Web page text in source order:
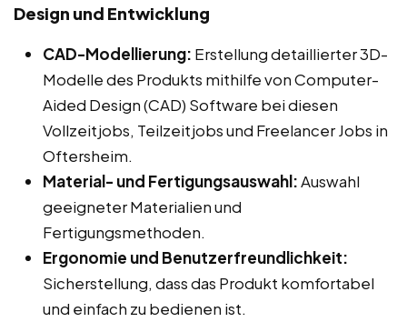
Design und Entwicklung
CAD-Modellierung: Erstellung detaillierter 3D-
Modelle des Produkts mithilfe von Computer-
Aided Design (CAD) Software bei diesen
Vollzeitjobs, Teilzeitjobs und Freelancer Jobs in
Oftersheim.
Material- und Fertigungsauswahl:Auswahl
geeigneter Materialien und
Fertigungsmethoden.
Ergonomie und Benutzerfreundlichkeit:
Sicherstellung, dass das Produkt komfortabel
und einfach zu bedienen ist.